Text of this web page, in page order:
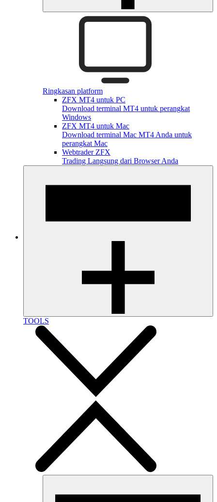
Ringkasan platform
ZFX MT4 untuk PC
Download terminal MT4 untuk perangkat
Windows
ZFX MT4 untuk Mac
Download terminal Mac MT4 Anda untuk
perangkat Mac
Webtrader ZFX
Trading Langsung dari Browser Anda
TOOLS